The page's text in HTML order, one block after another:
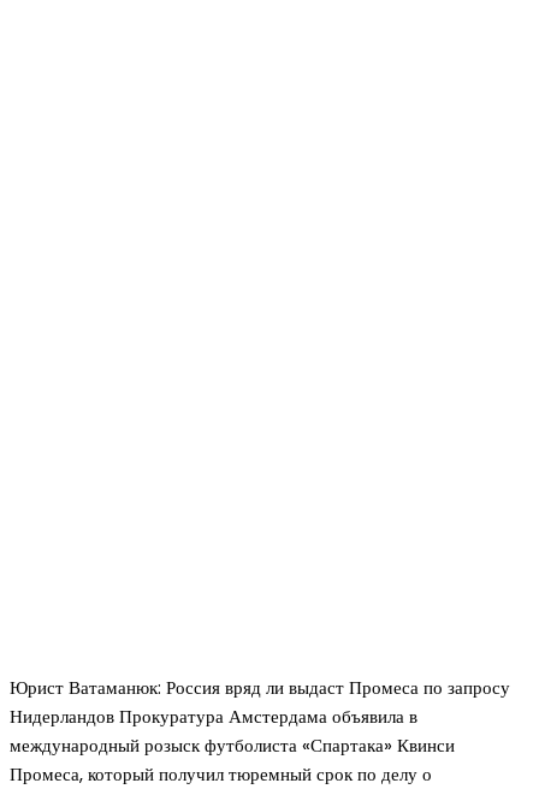
Юрист Ватаманюк: Россия вряд ли выдаст Промеса по запросу
Нидерландов Прокуратура Амстердама объявила в
международный розыск футболиста «Спартака» Квинси
Промеса, который получил тюремный срок по делу о